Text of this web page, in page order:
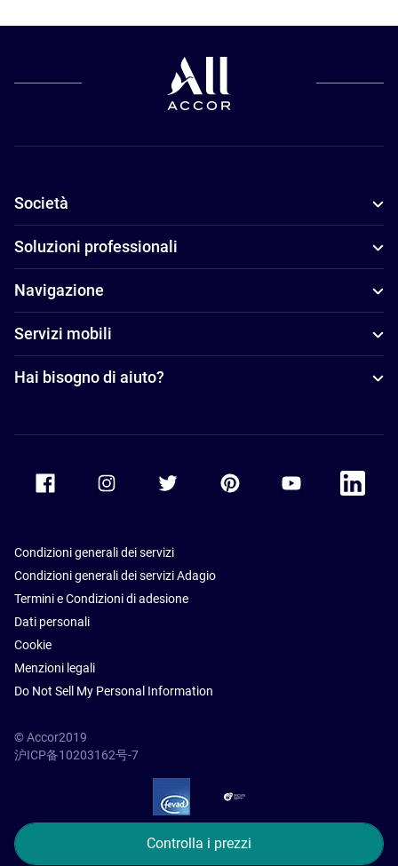
Controlla i prezzi
Società
Soluzioni professionali
Navigazione
Servizi mobili
Hai bisogno di aiuto?
Accor Facebook Accor TwitterAccor PinterestAccor Youtube
Accor
Condizioni generali dei servizi
Condizioni generali dei servizi Adagio
Termini e Condizioni di adesione
Dati personali
Cookie
Menzioni legali
Do Not Sell My Personal Information
© Accor2019
沪ICP备10203162号-7